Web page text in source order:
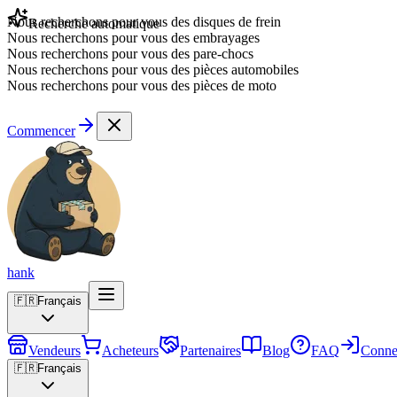
Recherche automatique
Nous recherchons pour vous des embrayages
Nous recherchons pour vous des pare-chocs
Nous recherchons pour vous des pièces automobiles
Nous recherchons pour vous des pièces de moto
Commencer
hank
🇫🇷Français
Vendeurs Acheteurs Partenaires Blog FAQ
🇫🇷Français